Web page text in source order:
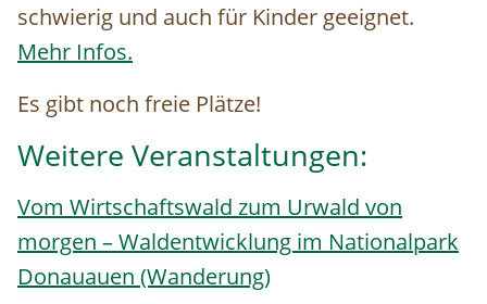
schwierig und auch für Kinder geeignet.
Mehr Infos.
Es gibt noch freie Plätze!
Weitere Veranstaltungen:
Vom Wirtschaftswald zum Urwald von
morgen – Waldentwicklung im Nationalpark
Donauauen (Wanderung)